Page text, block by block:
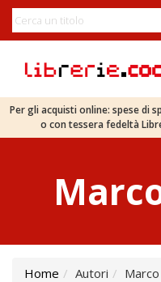
Per gli acquisti online: spese di
o con tessera fedeltà
Home Autori